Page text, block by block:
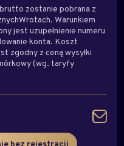
brutto zostanie pobrana z
Warunkiem
jest uzupełnienie numeru
konta. Koszt
zgodny z ceną wysyłki
(wg. taryfy
bez rejestracji